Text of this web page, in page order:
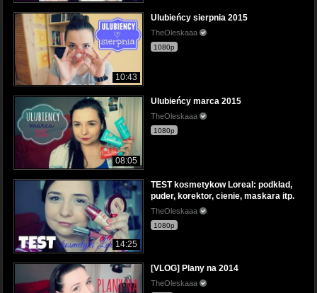
10:43
Ulubieńcy sierpnia 2015
TheOleskaaa
1080p
08:05
Ulubieńcy marca 2015
TheOleskaaa
1080p
14:25
TEST kosmetykow Loreal: podkład,
puder, korektor, cienie, maskara itp.
TheOleskaaa
1080p
[VLOG] Plany na 2014
TheOleskaaa